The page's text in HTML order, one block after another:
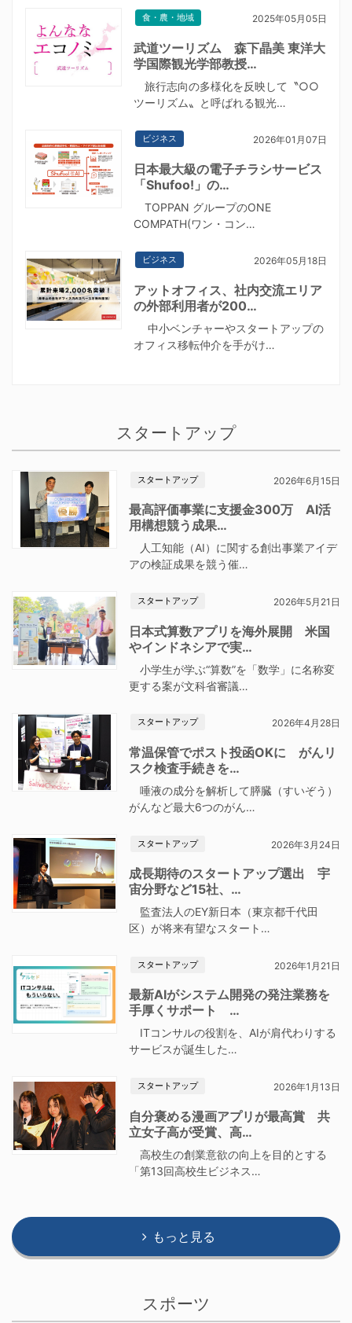
食・農・地域 2025年05月05日
武道ツーリズム 森下晶美 東洋大
学国際観光学部教授…
旅行志向の多様化を反映して〝○○
ツーリズム〟と呼ばれる観光…
ビジネス 2026年01月07日
日本最大級の電子チラシサービス
「Shufoo!」の…
TOPPAN グループのONE
COMPATH(ワン・コン…
ビジネス 2026年05月18日
アットオフィス、社内交流エリア
の外部利用者が200…
中小ベンチャーやスタートアップの
オフィス移転仲介を手がけ…
スタートアップ
スタートアップ 2026年6月15日
最高評価事業に支援金300万 AI活
用構想競う成果…
人工知能（AI）に関する創出事業アイデ
アの検証成果を競う催…
スタートアップ 2026年5月21日
日本式算数アプリを海外展開 米国
やインドネシアで実…
小学生が学ぶ“算数”を「数学」に名称変
更する案が文科省審議…
スタートアップ 2026年4月28日
常温保管でポスト投函OKに がんリ
スク検査手続きを…
唾液の成分を解析して膵臓（すいぞう）
がんなど最大6つのがん…
スタートアップ 2026年3月24日
成長期待のスタートアップ選出 宇
宙分野など15社、…
監査法人のEY新日本（東京都千代田
区）が将来有望なスタート…
スタートアップ 2026年1月21日
最新AIがシステム開発の発注業務を
手厚くサポート …
ITコンサルの役割を、AIが肩代わりする
サービスが誕生した…
スタートアップ 2026年1月13日
自分褒める漫画アプリが最高賞 共
立女子高が受賞、高…
高校生の創業意欲の向上を目的とする
「第13回高校生ビジネス…
もっと見る
スポーツ